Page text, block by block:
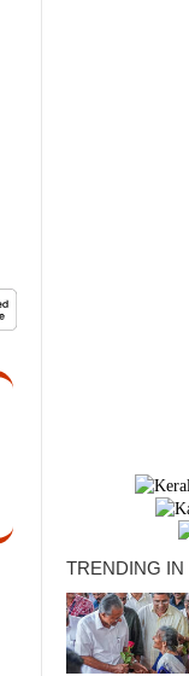
TRENDING IN
×